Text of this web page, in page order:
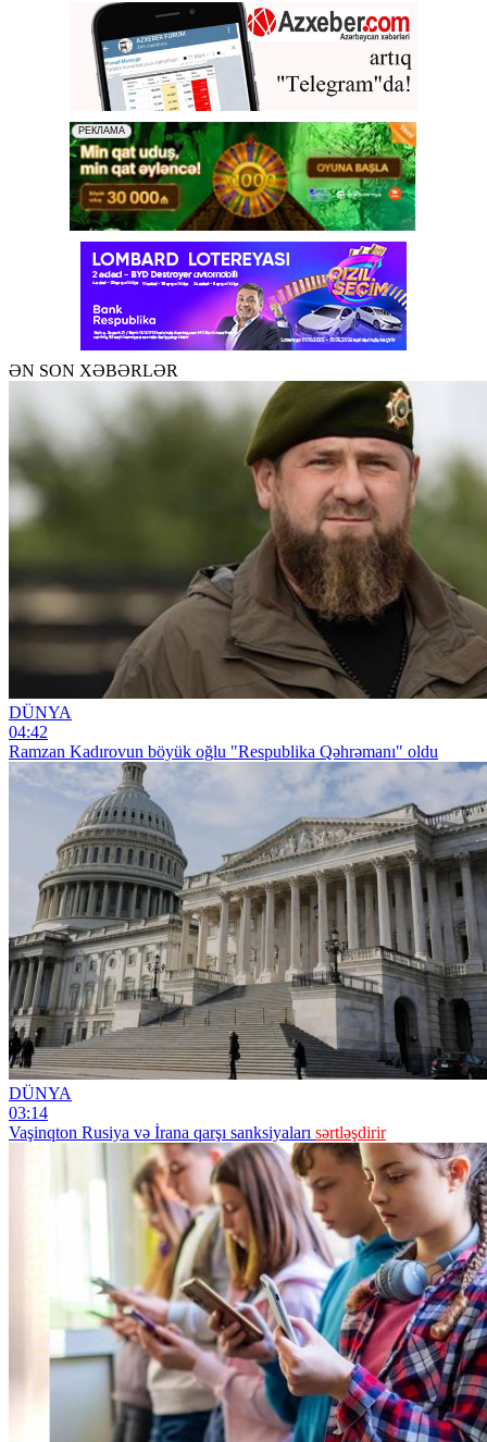
ƏN SON XƏBƏRLƏR
DÜNYA
04:42
Ramzan Kadırovun böyük oğlu "Respublika Qəhrəmanı" oldu
DÜNYA
03:14
Vaşinqton Rusiya və İrana qarşı sanksiyaları sərtləşdirir